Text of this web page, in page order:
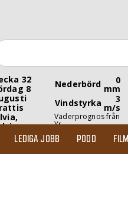
32
8
Nederbörd 0
mm
Vindstyrka
3
m/s
Väderprognos från
Yr
LEDIGA JOBB PODD FILM